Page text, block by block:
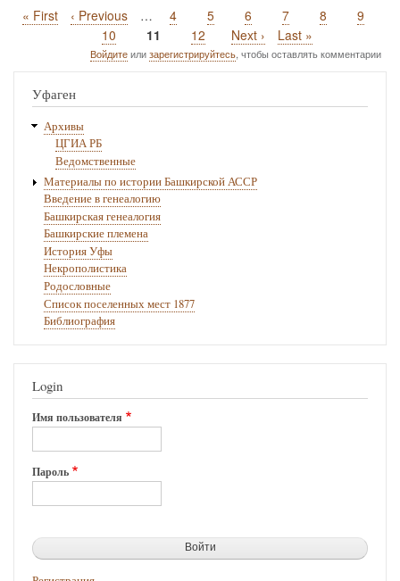
Нумерация
Первая
« First
Предыдущая
страница
‹ Previous … Page
4 Page
5 Page
6 Page
7 Page
8 Page
9
Page
10
Текущая
страница
11 Page
12
Следующая
страница
Next ›
Последняя
страница
Last »
Войдитеилизарегистрируйтесь, чтобы оставлять комментарии
Уфаген
Архивы
ЦГИА РБ
Ведомственные
Материалы по истории Башкирской АССР
Введение в генеалогию
Башкирская генеалогия
Башкирские племена
История Уфы
Некрополистика
Родословные
Список поселенных мест 1877
Библиография
Login
Имя пользователя
Пароль